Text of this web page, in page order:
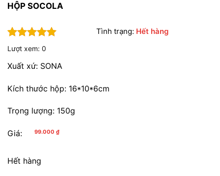
HỘP SOCOLA
5trên 5
dựa trên
1
đánh giá
Tình trạng: Hết hàng
Lượt xem: 0
Xuất xứ: SONA
Kích thước hộp: 16*10*6cm
Trọng lượng: 150g
Giá: 99.000 ₫
Hết hàng